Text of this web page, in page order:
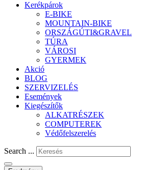
Kerékpárok
E-BIKE
MOUNTAIN-BIKE
ORSZÁGÚTI&GRAVEL
TÚRA
VÁROSI
GYERMEK
Akció
BLOG
SZERVIZELÉS
Események
Kiegészítők
ALKATRÉSZEK
COMPUTEREK
Védőfelszerelés
Search ...